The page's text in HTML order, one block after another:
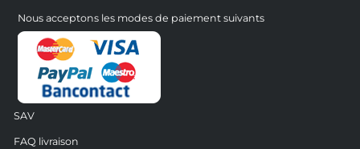
Nous acceptons les modes de paiement suivants
SAV
FAQ livraison